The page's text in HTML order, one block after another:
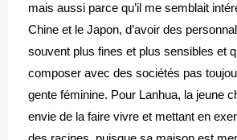
mais aussi parce qu’il me semblait
Chine et le Japon, d’avoir des
souvent plus fines et plus sensibles et
composer avec des sociétés pas
gente féminine. Pour Lanhua, la jeune
envie de la faire vivre et mettant en